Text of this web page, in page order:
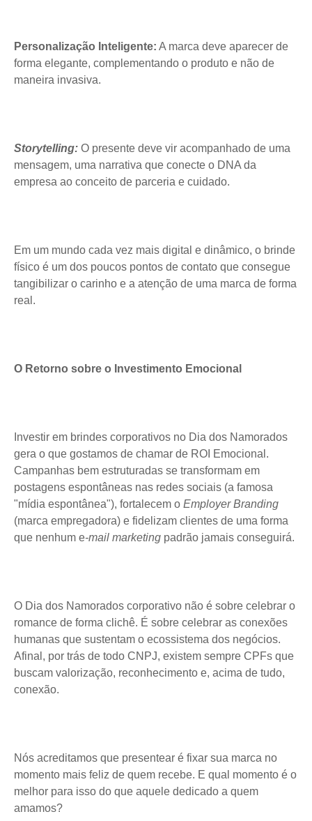
Personalização Inteligente: A marca deve aparecer de
forma elegante, complementando o produto e não de
maneira invasiva.
Storytelling: O presente deve vir acompanhado de uma
mensagem, uma narrativa que conecte o DNA da
empresa ao conceito de parceria e cuidado.
Em um mundo cada vez mais digital e dinâmico, o brinde
físico é um dos poucos pontos de contato que consegue
tangibilizar o carinho e a atenção de uma marca de forma
real.
O Retorno sobre o Investimento Emocional
Investir em brindes corporativos no Dia dos Namorados
gera o que gostamos de chamar de ROI Emocional.
Campanhas bem estruturadas se transformam em
postagens espontâneas nas redes sociais (a famosa
"mídia espontânea"), fortalecem o Employer Branding
(marca empregadora) e fidelizam clientes de uma forma
que nenhum e-mail marketing padrão jamais conseguirá.
O Dia dos Namorados corporativo não é sobre celebrar o
romance de forma clichê. É sobre celebrar as conexões
humanas que sustentam o ecossistema dos negócios.
Afinal, por trás de todo CNPJ, existem sempre CPFs que
buscam valorização, reconhecimento e, acima de tudo,
conexão.
Nós acreditamos que presentear é fixar sua marca no
momento mais feliz de quem recebe. E qual momento é o
melhor para isso do que aquele dedicado a quem
amamos?